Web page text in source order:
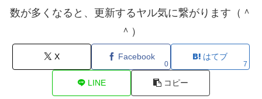
数が多くなると、更新するヤル気に繋がります（＾
＾）
X Facebook
0
はてブ
7
LINE コピー